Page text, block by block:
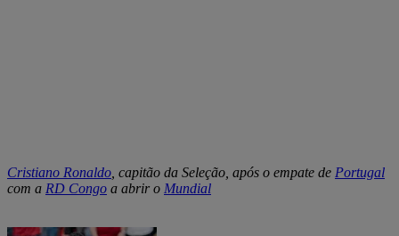
Cristiano Ronaldo , capitão da Seleção, após o empate de Portugal
com a RD Congo a abrir o Mundial